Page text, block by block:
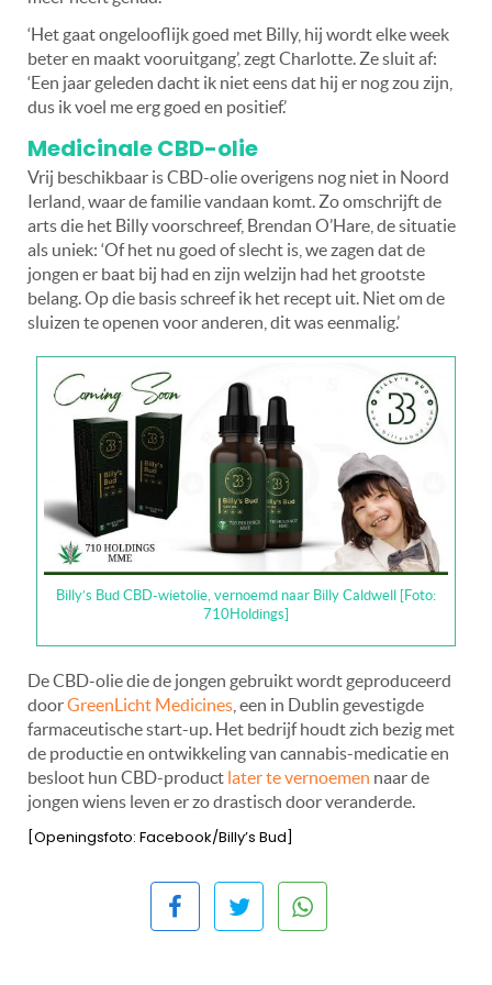
‘Het gaat ongelooflijk goed met Billy, hij wordt elke week
beter en maakt vooruitgang’, zegt Charlotte. Ze sluit af:
‘Een jaar geleden dacht ik niet eens dat hij er nog zou zijn,
dus ik voel me erg goed en positief.’
Medicinale CBD-olie
Vrij beschikbaar is CBD-olie overigens nog niet in Noord
Ierland, waar de familie vandaan komt. Zo omschrijft de
arts die het Billy voorschreef, Brendan O’Hare, de situatie
als uniek: ‘Of het nu goed of slecht is, we zagen dat de
jongen er baat bij had en zijn welzijn had het grootste
belang. Op die basis schreef ik het recept uit. Niet om de
sluizen te openen voor anderen, dit was eenmalig.’
Billy’s Bud CBD-wietolie, vernoemd naar Billy Caldwell [Foto:
710Holdings]
De CBD-olie die de jongen gebruikt wordt geproduceerd
doorGreenLicht Medicines , een in Dublin gevestigde
farmaceutische start-up. Het bedrijf houdt zich bezig met
de productie en ontwikkeling van cannabis-medicatie en
besloot hun CBD-product later te vernoemen naar de
jongen wiens leven er zo drastisch door veranderde.
[Openingsfoto: Facebook/Billy’s Bud]